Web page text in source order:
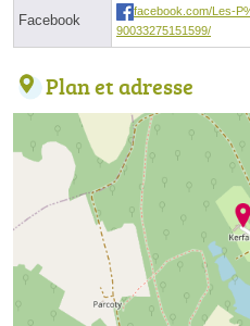
Facebook
facebook.com/Les-
90033275151599/
Plan et adresse